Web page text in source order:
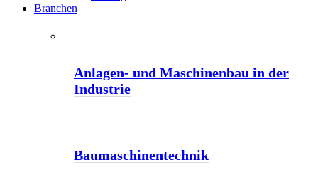
Branchen
Anlagen- und Maschinenbau in der
Industrie
Baumaschinentechnik